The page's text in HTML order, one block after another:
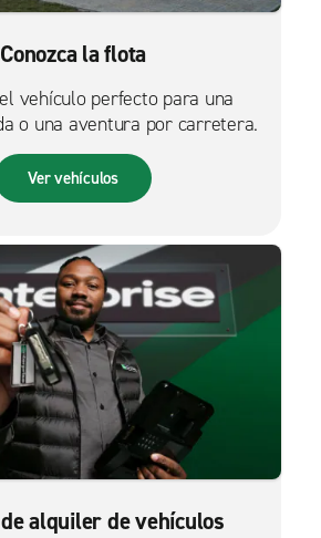
Conozca la flota
vehículo perfecto para una
o una aventura por carretera.
Ver vehículos
alquiler de vehículos